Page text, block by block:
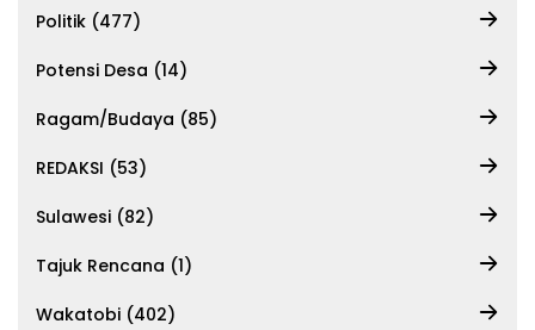
Politik (477)
Potensi Desa (14)
Ragam/Budaya (85)
REDAKSI (53)
Sulawesi (82)
Tajuk Rencana (1)
Wakatobi (402)